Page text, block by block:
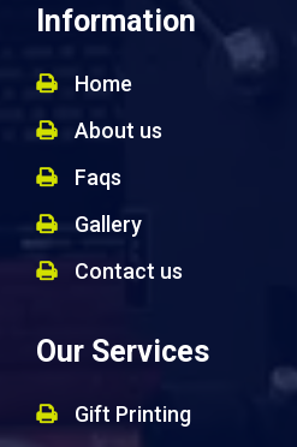
Information
Home
About us
Faqs
Gallery
Contact us
Our Services
Gift Printing